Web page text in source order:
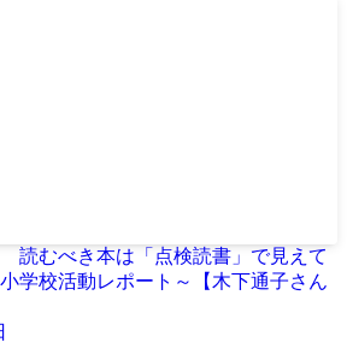
読むべき本は「点検読書」で見えて
学校活動レポート～【木下通子さん